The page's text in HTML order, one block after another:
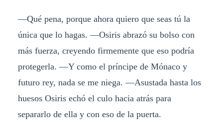
―Qué pena, porque ahora quiero que seas tú la
única que lo hagas. ―Osiris abrazó su bolso con
más fuerza, creyendo firmemente que eso podría
protegerla. ―Y como el príncipe de Mónaco y
futuro rey, nada se me niega. ―Asustada hasta los
huesos Osiris echó el culo hacia atrás para
separarlo de ella y con eso de la puerta.